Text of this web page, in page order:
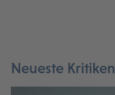
Neueste Kritiken